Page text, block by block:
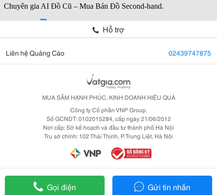
Gọi điện Gửi tin nhắn
Hỗ trợ
Liên hệ Quảng Cáo 02439747875
MUA SẮM HẠNH PHÚC, KINH DOANH HIỆU QUẢ
Công ty Cổ phần VNP Group.
Số GCNDT: 0102015284, cấp ngày 21/06/2012
Nơi cấp: Sở kế hoạch và đầu tư thành phố Hà Nội
Trụ sở chính: 102 Thái Thịnh, P. Trung Liệt, Hà Nội